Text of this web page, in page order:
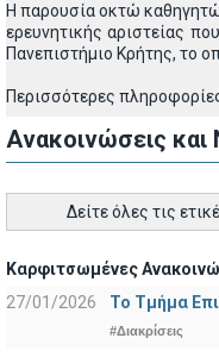
Η παρουσία οκτώ
ερευνητικής αριστείας
Πανεπιστήμιο Κρήτης, το
Περισσότερες
Ανακοινώσεις και
Δείτε όλες τις
Καρφιτσωμένες
27/01/2026
Το Τμήμα
#Διακρίσεις